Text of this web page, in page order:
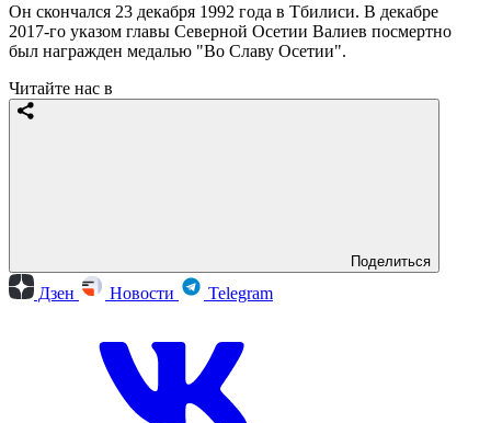
Он скончался 23 декабря 1992 года в Тбилиси. В декабре
2017-го указом главы Северной Осетии Валиев посмертно
был награжден медалью "Во Славу Осетии".
Читайте нас в
Поделиться
Дзен Новости Telegram